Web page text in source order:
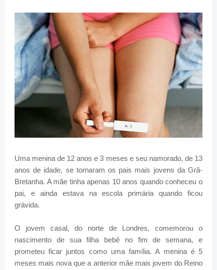
Uma menina de 12 anos e 3 meses e seu namorado, de 13
anos de idade, se tornaram os pais mais jovens da Grã-
Bretanha. A mãe tinha apenas 10 anos quando conheceu o
pai, e ainda estava na escola primária quando ficou
grávida.
O jovem casal, do norte de Londres, comemorou o
nascimento de sua filha bebê no fim de semana, e
prometeu ficar juntos como uma família. A menina é 5
meses mais nova que a anterior mãe mais jovem do Reino